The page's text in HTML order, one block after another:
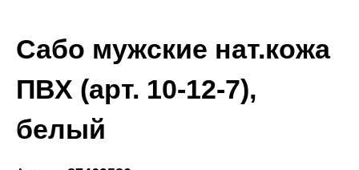
Сабо мужские нат.кожа
ПВХ (арт. 10-12-7),
белый